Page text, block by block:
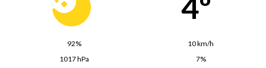
92%
10 km/h
1017 hPa
7%